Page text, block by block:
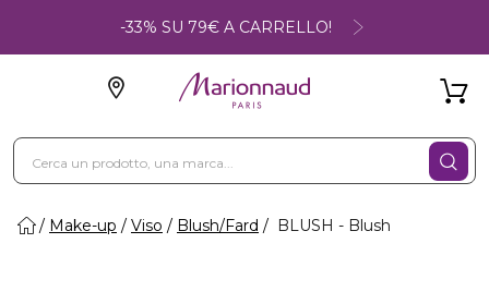
-33% SU 79€ A CARRELLO!
Make-up Viso Blush/Fard BLUSH - Blush